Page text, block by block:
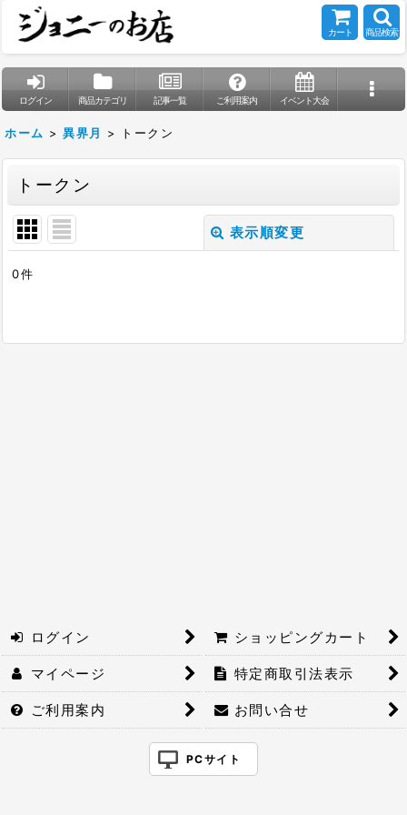
カート 商品検索
ログイン 商品カテゴリ 記事一覧 ご利用案内 イベント大会
ホーム > 異界月 > トークン
トークン
表示順変更
表示数
0件
ログイン ショッピングカート
マイページ 特定商取引法表示
ご利用案内 お問い合せ
PCサイト